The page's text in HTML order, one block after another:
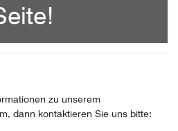
zu unserem
dann kontaktieren Sie uns bitte: